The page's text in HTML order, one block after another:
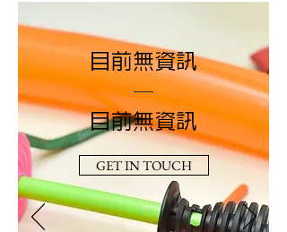
目前無資訊
目前無資訊
GET IN TOUCH